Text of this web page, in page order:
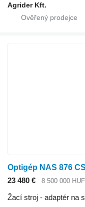
Agrider Kft.
Optigép NAS 876 CS
23 480 €
8 500 000 HUF
Žací stroj - adaptér na